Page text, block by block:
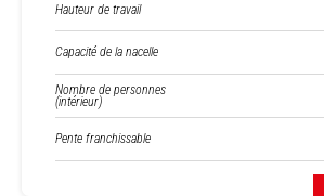
Hauteur de travail
Capacité de la nacelle
Nombre de personnes
(intérieur)
Pente franchissable